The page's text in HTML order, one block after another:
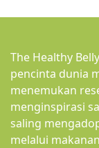
The Healthy
pencinta dunia
menemukan
menginspirasi
saling
melalui